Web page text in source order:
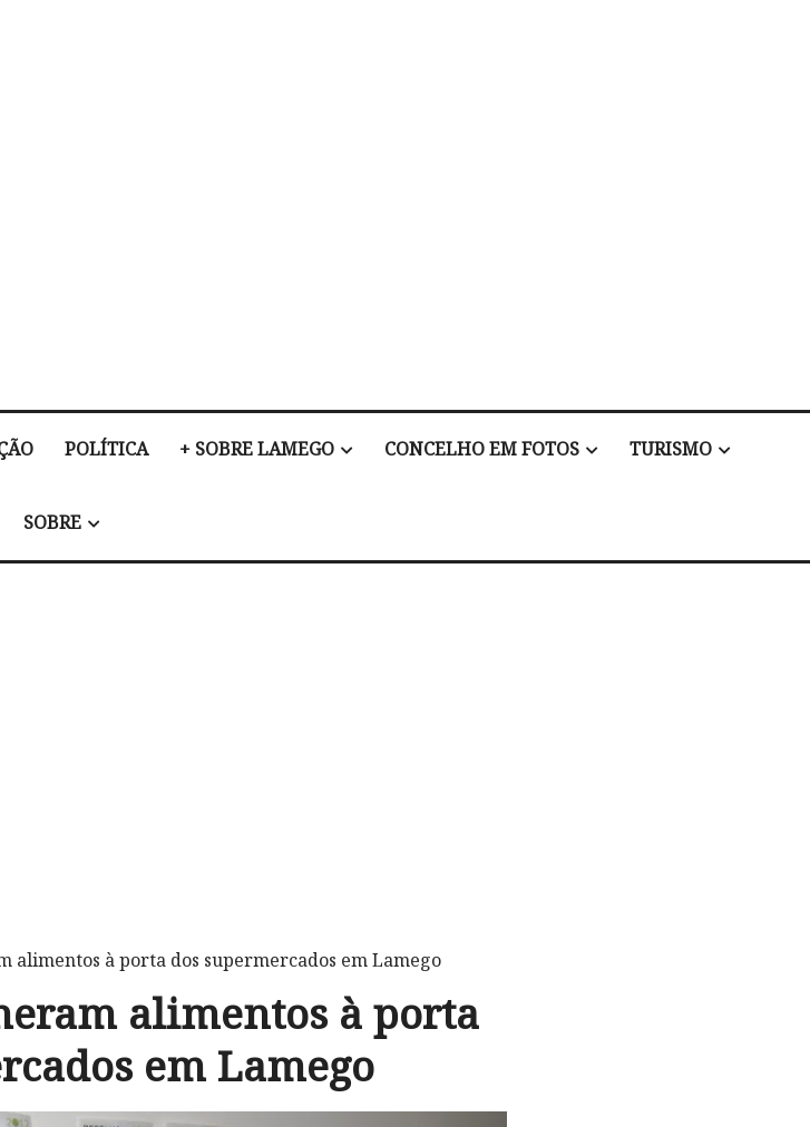
POLÍTICA + SOBRE LAMEGO CONCELHO EM FOTOS TURISMO
SOBRE
alimentos à porta dos supermercados em Lamego
alimentos à porta
em Lamego